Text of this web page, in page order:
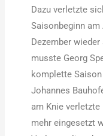
Dazu verletzte
Saisonbeginn
Dezember
musste Georg
komplette
Johannes
am Knie
mehr eingesetzt